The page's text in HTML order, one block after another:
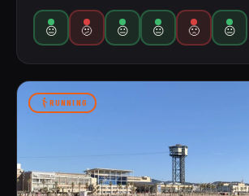
😐 🫤 😐 😐 🙁 😐
RUNNING